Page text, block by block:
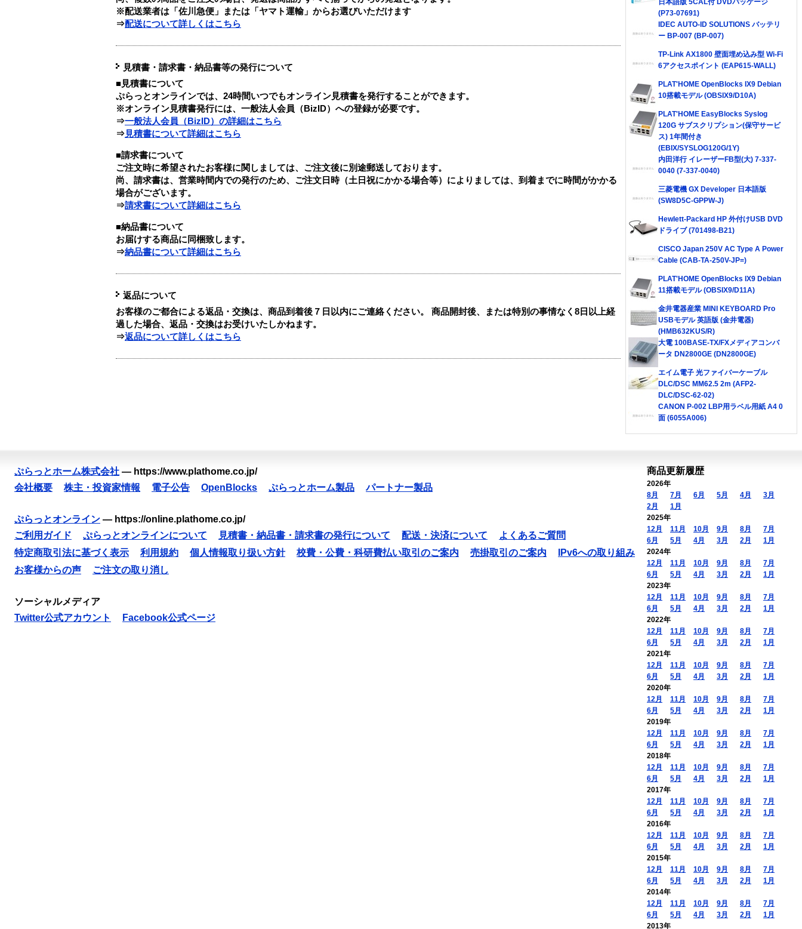
※配送業者は「佐川急便」または「ヤマト運輸」からお選びいただけます
⇒配送について詳しくはこちら
見積書・請求書・納品書等の発行について
■見積書について
ぷらっとオンラインでは、24時間いつでもオンライン見積書を発行することができます。
※オンライン見積書発行には、一般法人会員（BizID）への登録が必要です。
⇒一般法人会員（BizID）の詳細はこちら
⇒見積書について詳細はこちら
■請求書について
ご注文時に希望されたお客様に関しましては、ご注文後に別途郵送しております。
尚、請求書は、営業時間内での発行のため、ご注文日時（土日祝にかかる場合等）によりましては、到着までに時間がかかる
場合がございます。
⇒請求書について詳細はこちら
■納品書について
お届けする商品に同梱致します。
⇒納品書について詳細はこちら
返品について
お客様のご都合による返品・交換は、商品到着後７日以内にご連絡ください。 商品開封後、または特別の事情なく8日以上経
過した場合、返品・交換はお受けいたしかねます。
⇒返品について詳しくはこちら
日本語版 5CAL付 DVDパッケージ
(P73-07691)
IDEC AUTO-ID SOLUTIONS バッテリ
ー BP-007 (BP-007)
TP-Link AX1800 壁面埋め込み型 Wi-Fi
6アクセスポイント (EAP615-WALL)
PLAT'HOME OpenBlocks IX9 Debian
10搭載モデル (OBSIX9/D10A)
PLAT'HOME EasyBlocks Syslog
120G サブスクリプション(保守サービ
ス) 1年間付き
(EBIX/SYSLOG120G/1Y)
内田洋行 イレーザーFB型(大) 7-337-
0040 (7-337-0040)
三菱電機 GX Developer 日本語版
(SW8D5C-GPPW-J)
Hewlett-Packard HP 外付けUSB DVD
ドライブ (701498-B21)
CISCO Japan 250V AC Type A Power
Cable (CAB-TA-250V-JP=)
PLAT'HOME OpenBlocks IX9 Debian
11搭載モデル (OBSIX9/D11A)
金井電器産業 MINI KEYBOARD Pro
USBモデル 英語版 (金井電器)
(HMB632KUS/R)
大電 100BASE-TX/FXメディアコンバ
ータ DN2800GE (DN2800GE)
エイム電子 光ファイバーケーブル
DLC/DSC MM62.5 2m (AFP2-
DLC/DSC-62-02)
CANON P-002 LBP用ラベル用紙 A4 0
面 (6055A006)
ぷらっとホーム株式会社 — https://www.plathome.co.jp/
会社概要
株主・投資家情報 電子公告 OpenBlocks ぷらっとホーム製品 パートナー製品
ぷらっとオンライン — https://online.plathome.co.jp/
ご利用ガイド
ぷらっとオンラインについて 見積書・納品書・請求書の発行について 配送・決済について
よくあるご質問
特定商取引法に基づく表示
利用規約 個人情報取り扱い方針 校費・公費・科研費払い取引のご案内 売掛取引のご案内
IPv6への取り組み
お客様からの声
ご注文の取り消し
ソーシャルメディア
Twitter公式アカウント
Facebook公式ページ
商品更新履歴
2026年
8月
7月 6月 5月 4月
3月
2月
1月
2025年
12月
11月 10月 9月 8月
7月
6月
5月 4月 3月 2月
1月
2024年
12月
11月 10月 9月 8月
7月
6月
5月 4月 3月 2月
1月
2023年
12月
11月 10月 9月 8月
7月
6月
5月 4月 3月 2月
1月
2022年
12月
11月 10月 9月 8月
7月
6月
5月 4月 3月 2月
1月
2021年
12月
11月 10月 9月 8月
7月
6月
5月 4月 3月 2月
1月
2020年
12月
11月 10月 9月 8月
7月
6月
5月 4月 3月 2月
1月
2019年
12月
11月 10月 9月 8月
7月
6月
5月 4月 3月 2月
1月
2018年
12月
11月 10月 9月 8月
7月
6月
5月 4月 3月 2月
1月
2017年
12月
11月 10月 9月 8月
7月
6月
5月 4月 3月 2月
1月
2016年
12月
11月 10月 9月 8月
7月
6月
5月 4月 3月 2月
1月
2015年
12月
11月 10月 9月 8月
7月
6月
5月 4月 3月 2月
1月
2014年
12月
11月 10月 9月 8月
7月
6月
5月 4月 3月 2月
1月
2013年